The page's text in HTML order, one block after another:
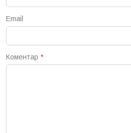
Email
Коментар *